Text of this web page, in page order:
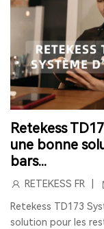
Retekess
une bonne
bars...
RETEKESS FR
Retekess TD173
solution pour les
LONGUE PORTÉE
RESTAURANT
FM AM RADIO
ENCEINTE
HAUT-PARLEUR
RETEKESS
AUDIOGUIDE DU
TOUR GUIDE SYSTEM